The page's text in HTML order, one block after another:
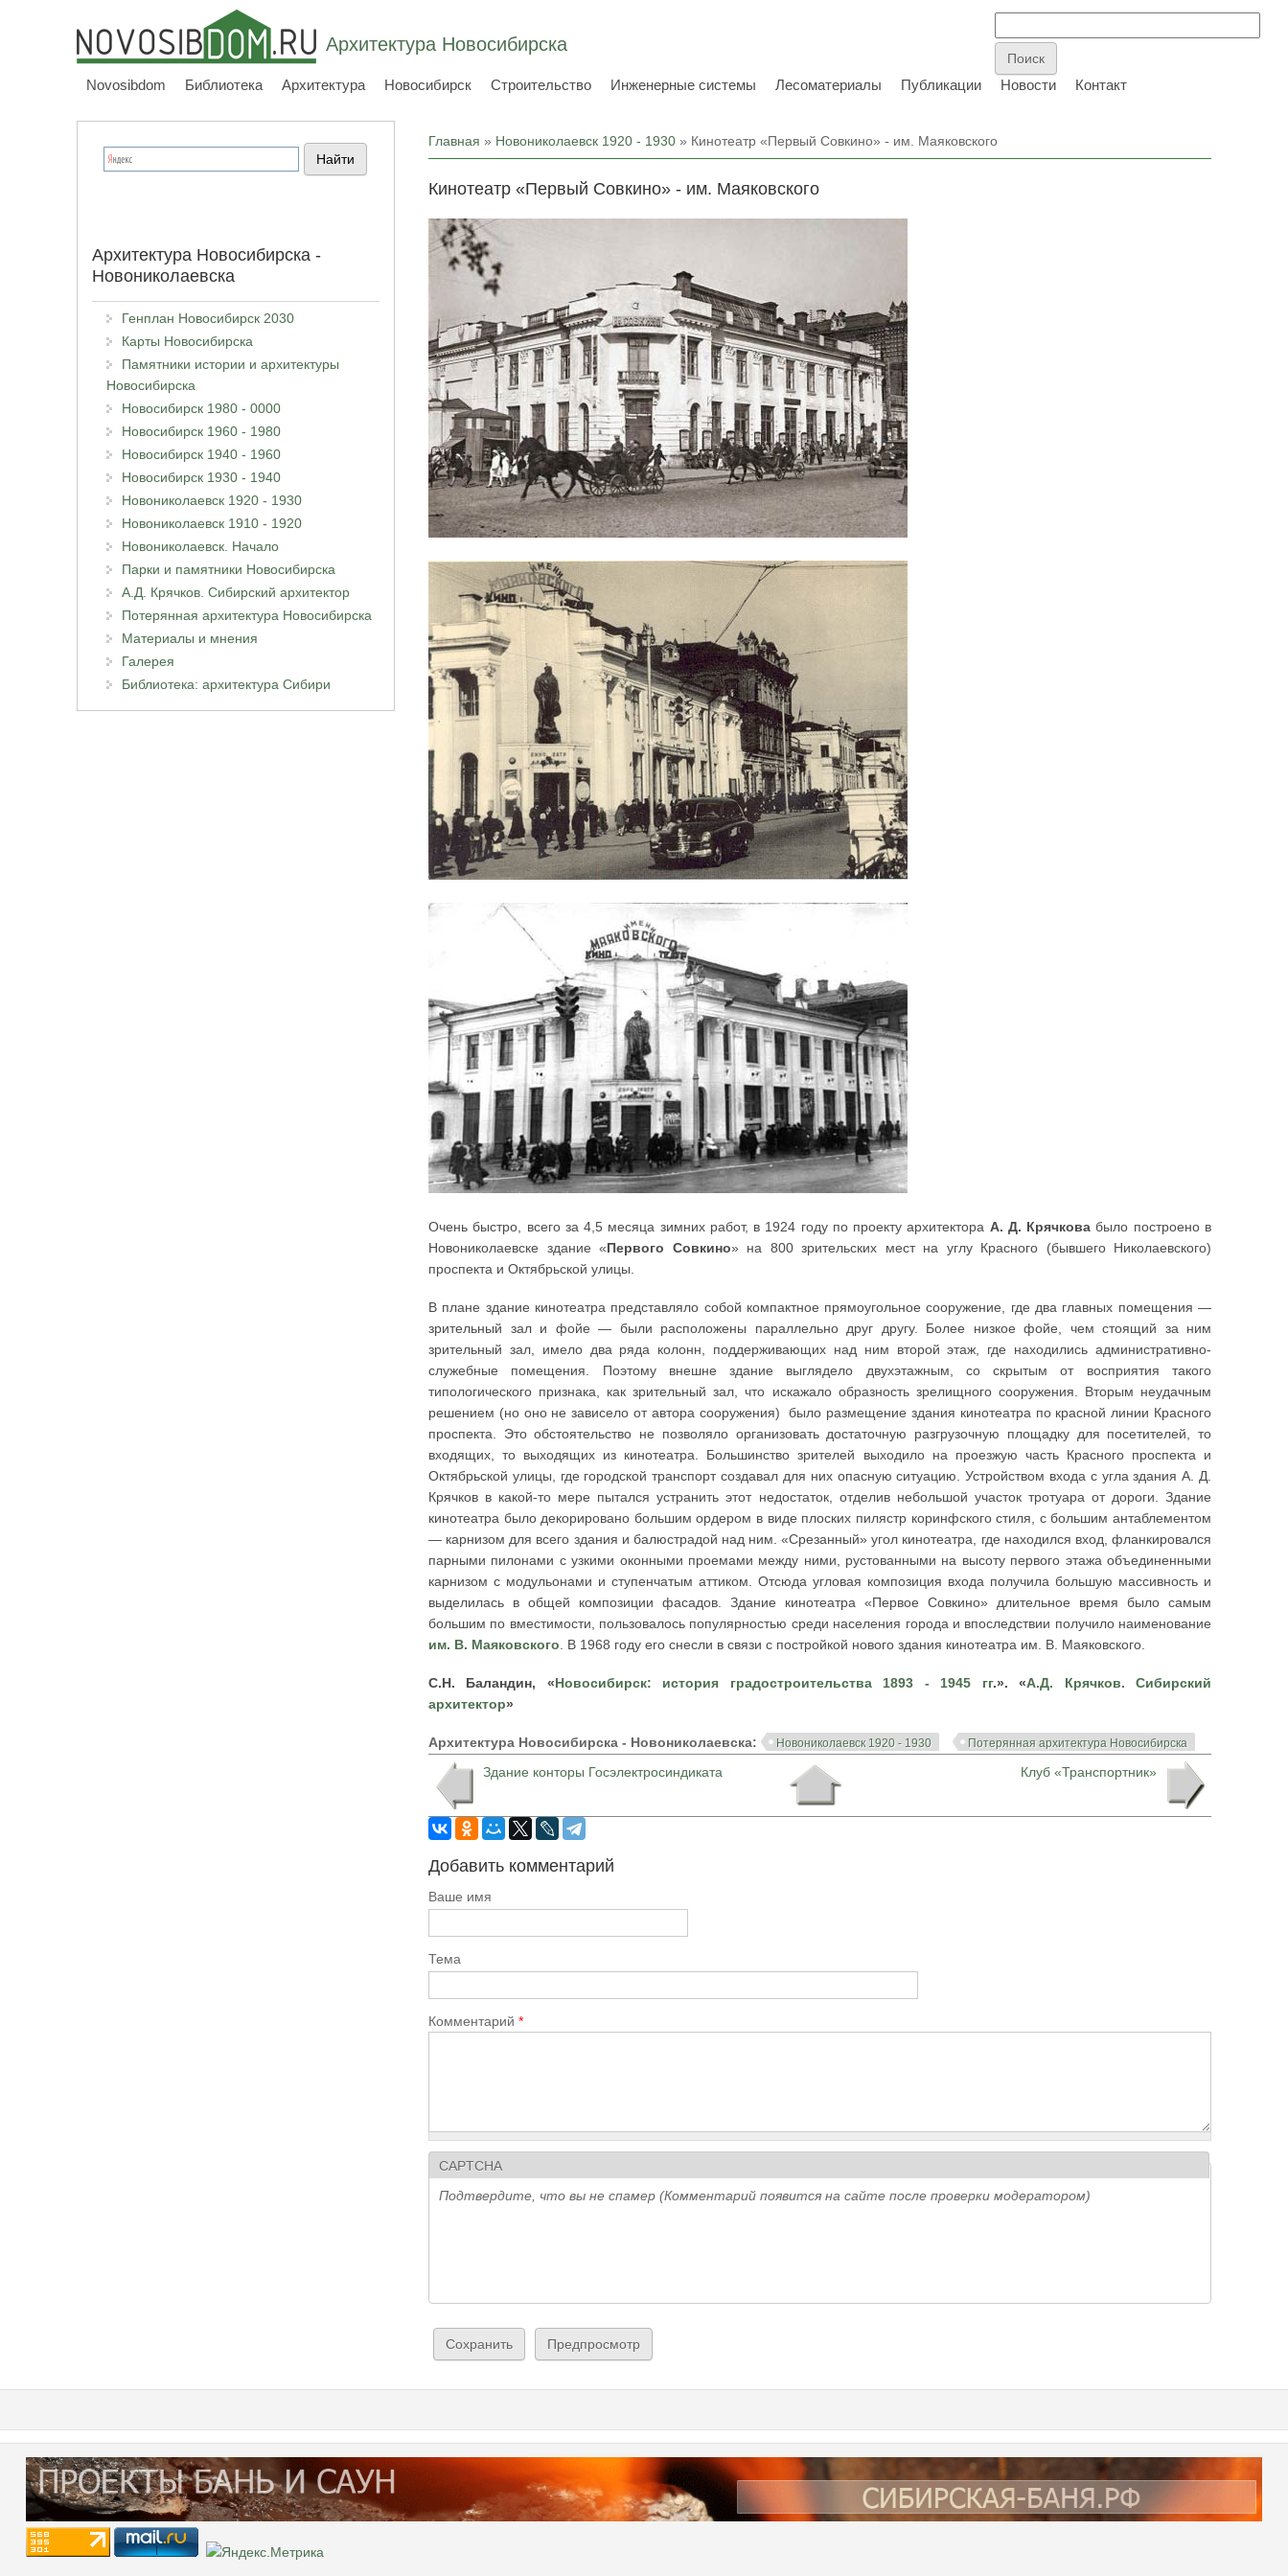
Архитектура Новосибирска
Novosibdom Библиотека Архитектура Новосибирск Строительство Инженерные системы Лесоматериалы Публикации Новости Контакт
Вы здесь
Главная » Новониколаевск 1920 - 1930 » Кинотеатр «Первый Совкино» - им. Маяковского
Кинотеатр «Первый Совкино» - им. Маяковского
Очень быстро, всего за 4,5 месяца зимних работ, в 1924 году по проекту архитектора А. Д. Крячкова было построено в
Новониколаевске здание «Первого Совкино» на 800 зрительских мест на углу Красного (бывшего Николаевского)
проспекта и Октябрьской улицы.
В плане здание кинотеатра представляло собой компактное прямоугольное сооружение, где два главных помещения —
зрительный зал и фойе — были расположены параллельно друг другу. Более низкое фойе, чем стоящий за ним
зрительный зал, имело два ряда колонн, поддерживающих над ним второй этаж, где находились административно-
служебные помещения. Поэтому внешне здание выглядело двухэтажным, со скрытым от восприятия такого
типологического признака, как зрительный зал, что искажало образность зрелищного сооружения. Вторым неудачным
решением (но оно не зависело от автора сооружения) было размещение здания кинотеатра по красной линии Красного
проспекта. Это обстоятельство не позволяло организовать достаточную разгрузочную площадку для посетителей, то
входящих, то выходящих из кинотеатра. Большинство зрителей выходило на проезжую часть Красного проспекта и
Октябрьской улицы, где городской транспорт создавал для них опасную ситуацию. Устройством входа с угла здания А. Д.
Крячков в какой-то мере пытался устранить этот недостаток, отделив небольшой участок тротуара от дороги. Здание
кинотеатра было декорировано большим ордером в виде плоских пилястр коринфского стиля, с большим антаблементом
— карнизом для всего здания и балюстрадой над ним. «Срезанный» угол кинотеатра, где находился вход, фланкировался
парными пилонами с узкими оконными проемами между ними, рустованными на высоту первого этажа объединенными
карнизом с модульонами и ступенчатым аттиком. Отсюда угловая композиция входа получила большую массивность и
выделилась в общей композиции фасадов. Здание кинотеатра «Первое Совкино» длительное время было самым
большим по вместимости, пользовалось популярностью среди населения города и впоследствии получило наименование
им. В. Маяковского . В 1968 году его снесли в связи с постройкой нового здания кинотеатра им. В. Маяковского.
С.Н. Баландин, «Новосибирск: история градостроительства 1893 - 1945 гг.». «А.Д. Крячков. Сибирский
архитектор»
Архитектура Новосибирска - Новониколаевска: Новониколаевск 1920 - 1930 Потерянная архитектура Новосибирска
Здание конторы Госэлектросиндиката Клуб «Транспортник»
Добавить комментарий
Ваше имя
Тема
Комментарий*
CAPTCHA
Подтвердите, что вы не спамер (Комментарий появится на сайте после проверки модератором)
Архитектура Новосибирска -
Новониколаевска
Генплан Новосибирск 2030
Карты Новосибирска
Памятники истории и архитектуры
Новосибирска
Новосибирск 1980 - 0000
Новосибирск 1960 - 1980
Новосибирск 1940 - 1960
Новосибирск 1930 - 1940
Новониколаевск 1920 - 1930
Новониколаевск 1910 - 1920
Новониколаевск. Начало
Парки и памятники Новосибирска
А.Д. Крячков. Сибирский архитектор
Потерянная архитектура Новосибирска
Материалы и мнения
Галерея
Библиотека: архитектура Сибири